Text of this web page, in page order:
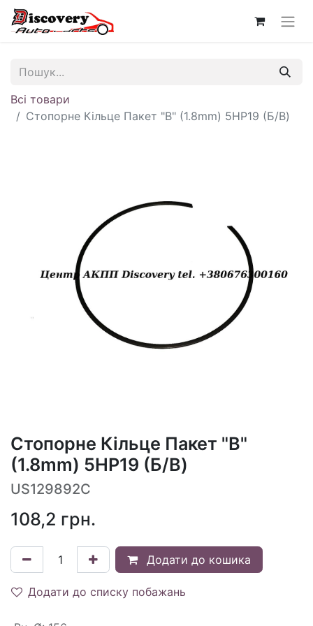
Всі товари
Стопорне Кільце Пакет "B" (1.8mm) 5HP19 (Б/В)
Стопорне Кільце Пакет "B"
(1.8mm) 5HP19 (Б/В)
US129892C
108,2 грн.
Додати до кошика
Додати до списку побажань